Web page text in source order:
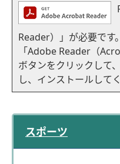
Reader）」が必要です
「Adobe Reader（
ボタンをクリックして
し、インストールして
スポーツ